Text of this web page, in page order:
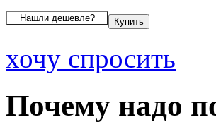
хочу спросить
Почему надо